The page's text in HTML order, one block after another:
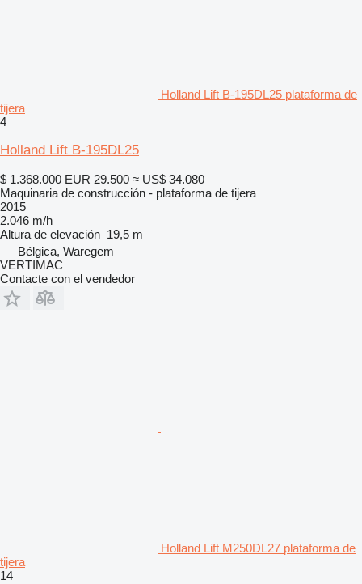
Holland Lift B-195DL25 plataforma de
tijera
4
Holland Lift B-195DL25
$ 1.368.000 EUR 29.500 ≈ US$ 34.080
Maquinaria de construcción - plataforma de tijera
2015
2.046 m/h
Altura de elevación 19,5 m
Bélgica, Waregem
VERTIMAC
Contacte con el vendedor
Holland Lift M250DL27 plataforma de
tijera
14